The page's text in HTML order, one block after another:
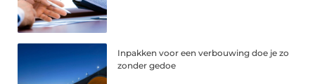
Inpakken voor een verbouwing doe je zo
zonder gedoe